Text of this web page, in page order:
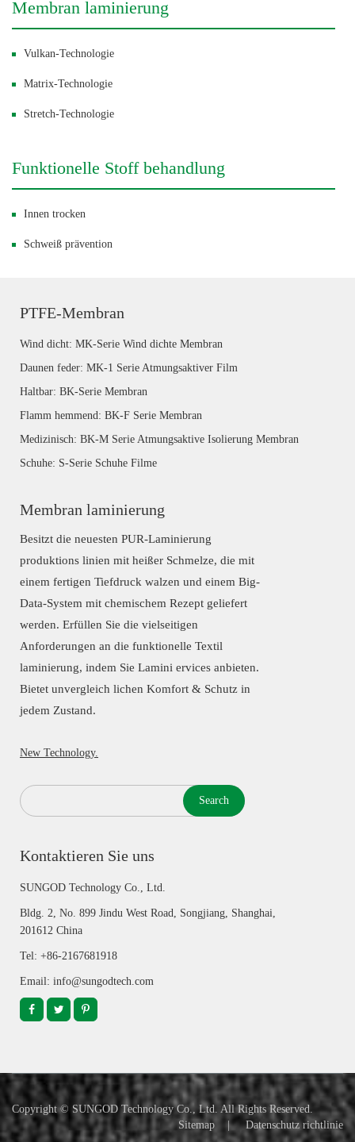
Membran laminierung
Vulkan-Technologie
Matrix-Technologie
Stretch-Technologie
Funktionelle Stoff behandlung
Innen trocken
Schweiß prävention
PTFE-Membran
Wind dicht: MK-Serie Wind dichte Membran
Daunen feder: MK-1 Serie Atmungsaktiver Film
Haltbar: BK-Serie Membran
Flamm hemmend: BK-F Serie Membran
Medizinisch: BK-M Serie Atmungsaktive Isolierung Membran
Schuhe: S-Serie Schuhe Filme
Membran laminierung
Besitzt die neuesten PUR-Laminierung
produktions linien mit heißer Schmelze, die mit
einem fertigen Tiefdruck walzen und einem Big-
Data-System mit chemischem Rezept geliefert
werden. Erfüllen Sie die vielseitigen
Anforderungen an die funktionelle Textil
laminierung, indem Sie Lamini ervices anbieten.
Bietet unvergleich lichen Komfort & Schutz in
jedem Zustand.
New Technology.
Search
Kontaktieren Sie uns
SUNGOD Technology Co., Ltd.
Bldg. 2, No. 899 Jindu West Road, Songjiang, Shanghai,
201612 China
Tel: +86-2167681918
Email: info@sungodtech.com
Copyright © SUNGOD Technology Co., Ltd. All Rights Reserved.
Sitemap |Datenschutz richtlinie